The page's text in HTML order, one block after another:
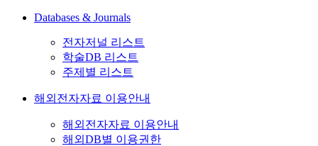
Databases & Journals
전자저널 리스트
학술DB 리스트
주제별 리스트
해외전자자료 이용안내
해외전자자료 이용안내
해외DB별 이용권한